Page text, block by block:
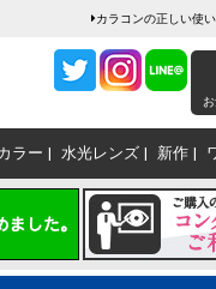
カラコンの正しい使
ラー 水光レンズ 新作